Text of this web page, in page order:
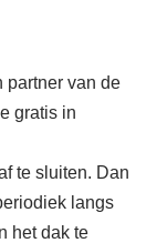
partner van de
gratis in
te sluiten. Dan
langs
het dak te